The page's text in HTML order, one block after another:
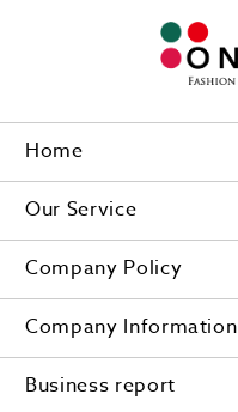
Home
Our Service
Company Policy
Company Information
Business report